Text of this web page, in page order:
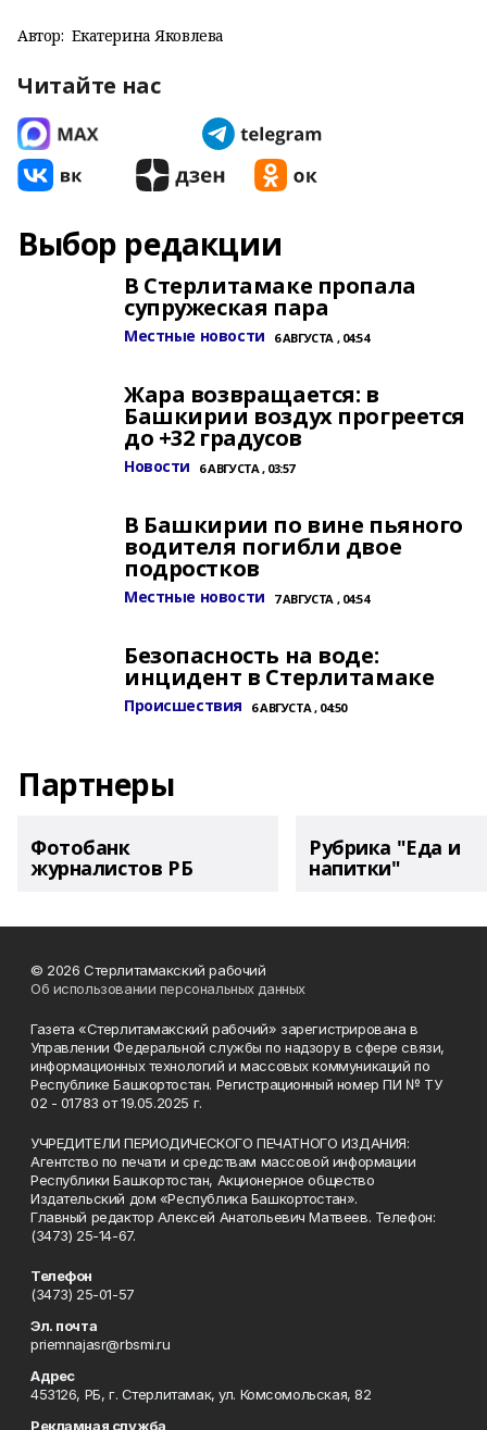
Автор: Екатерина Яковлева
Читайте нас
Выбор редакции
В Стерлитамаке пропала
супружеская пара
Местные новости 6 АВГУСТА , 04:54
Жара возвращается: в
Башкирии воздух прогреется
до +32 градусов
Новости 6 АВГУСТА , 03:57
В Башкирии по вине пьяного
водителя погибли двое
подростков
Местные новости 7 АВГУСТА , 04:54
Безопасность на воде:
инцидент в Стерлитамаке
Происшествия 6 АВГУСТА , 04:50
Партнеры
Фотобанк
журналистов РБ
Рубрика "Еда и
напитки"
© 2026 Стерлитамакский рабочий
Об использовании персональных данных
Газета «Стерлитамакский рабочий» зарегистрирована в
Управлении Федеральной службы по надзору в сфере связи,
информационных технологий и массовых коммуникаций по
Республике Башкортостан. Регистрационный номер ПИ № ТУ
02 - 01783 от 19.05.2025 г.
УЧРЕДИТЕЛИ ПЕРИОДИЧЕСКОГО ПЕЧАТНОГО ИЗДАНИЯ:
Агентство по печати и средствам массовой информации
Республики Башкортостан, Акционерное общество
Издательский дом «Республика Башкортостан».
Главный редактор Алексей Анатольевич Матвеев. Телефон:
(3473) 25-14-67.
Телефон
(3473) 25-01-57
Эл. почта
priemnajasr@rbsmi.ru
Адрес
453126, РБ, г. Стерлитамак, ул. Комсомольская, 82
Рекламная служба